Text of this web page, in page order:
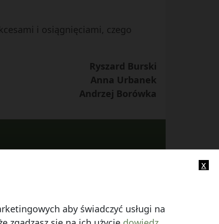
i osiągnięciami, czego
Ryszard Burski
Anna Urbanek
Andrzej Borówka
x
aby świadczyć usługi na